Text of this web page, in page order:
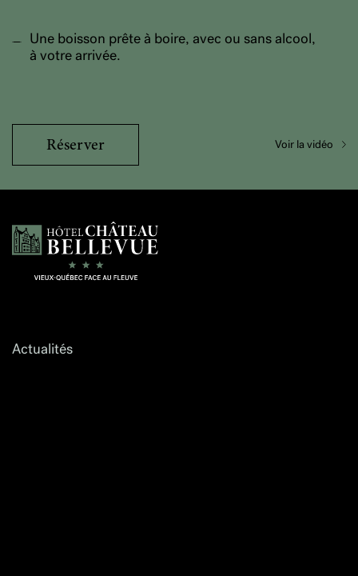
Une boisson prête à boire, avec ou sans alcool,
à votre arrivée.
Réserver Voir la vidéo
Hôtel Château Bellevue
Actualités